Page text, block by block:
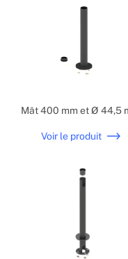
Mât 400 mm et Ø 44,5
Voir le produit